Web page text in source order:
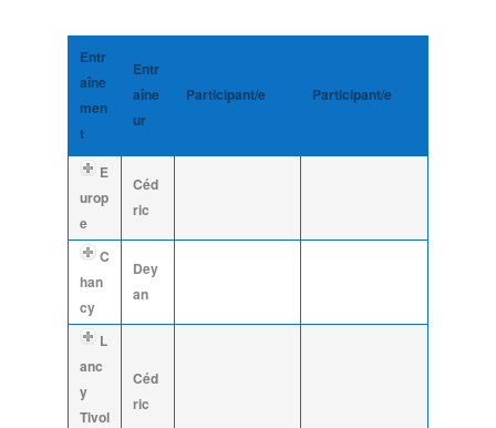
Entr
aîne
men
t
Entr
aîne
ur
Participant/e Participant/e
E
urop
e
Céd
ric
C
han
cy
Dey
an
L
anc
y
Tivol
Céd
ric